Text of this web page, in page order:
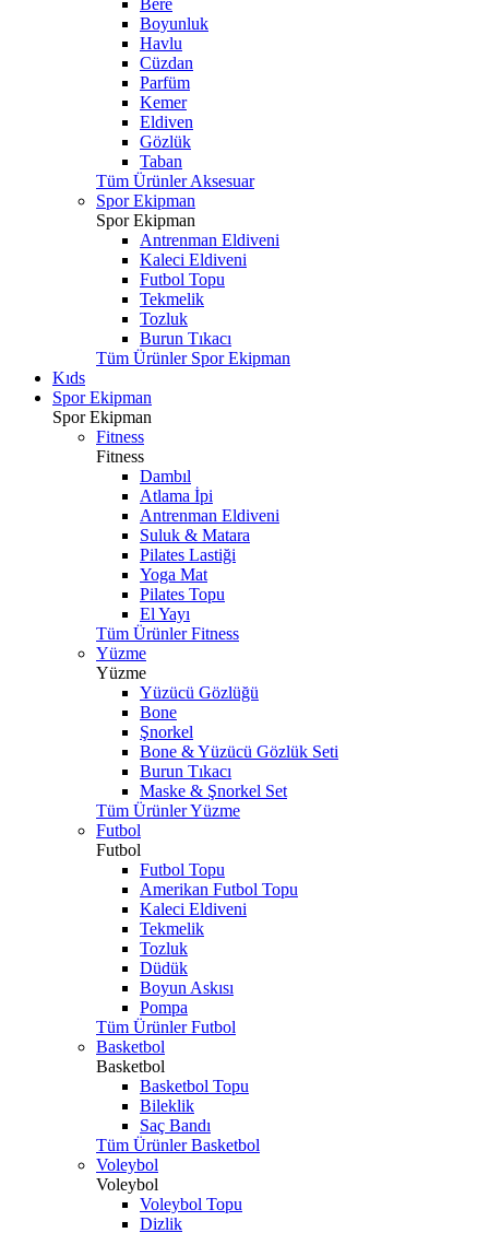
Bere
Boyunluk
Havlu
Cüzdan
Parfüm
Kemer
Eldiven
Gözlük
Taban
Tüm Ürünler Aksesuar
Spor Ekipman
Spor Ekipman
Antrenman Eldiveni
Kaleci Eldiveni
Futbol Topu
Tekmelik
Tozluk
Burun Tıkacı
Tüm Ürünler Spor Ekipman
Kıds
Spor Ekipman
Spor Ekipman
Fitness
Fitness
Dambıl
Atlama İpi
Antrenman Eldiveni
Suluk & Matara
Pilates Lastiği
Yoga Mat
Pilates Topu
El Yayı
Tüm Ürünler Fitness
Yüzme
Yüzme
Yüzücü Gözlüğü
Bone
Şnorkel
Bone & Yüzücü Gözlük Seti
Burun Tıkacı
Maske & Şnorkel Set
Tüm Ürünler Yüzme
Futbol
Futbol
Futbol Topu
Amerikan Futbol Topu
Kaleci Eldiveni
Tekmelik
Tozluk
Düdük
Boyun Askısı
Pompa
Tüm Ürünler Futbol
Basketbol
Basketbol
Basketbol Topu
Bileklik
Saç Bandı
Tüm Ürünler Basketbol
Voleybol
Voleybol
Voleybol Topu
Dizlik